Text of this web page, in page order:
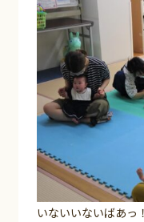
いないいないばあっ！